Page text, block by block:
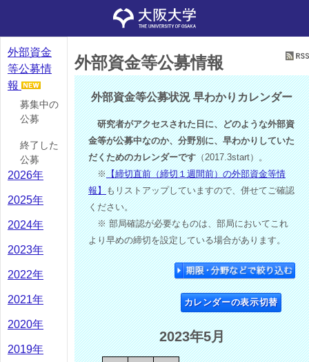
外部資金
等公募情
報
募集中の
公募
終了した
公募
2026年
2025年
2024年
2023年
2022年
2021年
2020年
2019年
外部資金等公募情報
外部資金等公募状況 早わかりカレンダー
研究者がアクセスされた日に、どのような外部資
金等が公募中なのか、分野別に、早わかりしていた
だくためのカレンダーです（2017.3start）。
※【締切直前（締切１週間前）の外部資金等情
報】もリストアップしていますので、併せてご確認
ください。
※ 部局確認が必要なものは、部局においてこれ
より早めの締切を設定している場合があります。
カレンダーの表示切替
2023年5月